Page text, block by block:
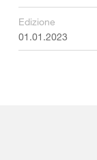
Edizione
01.01.2023